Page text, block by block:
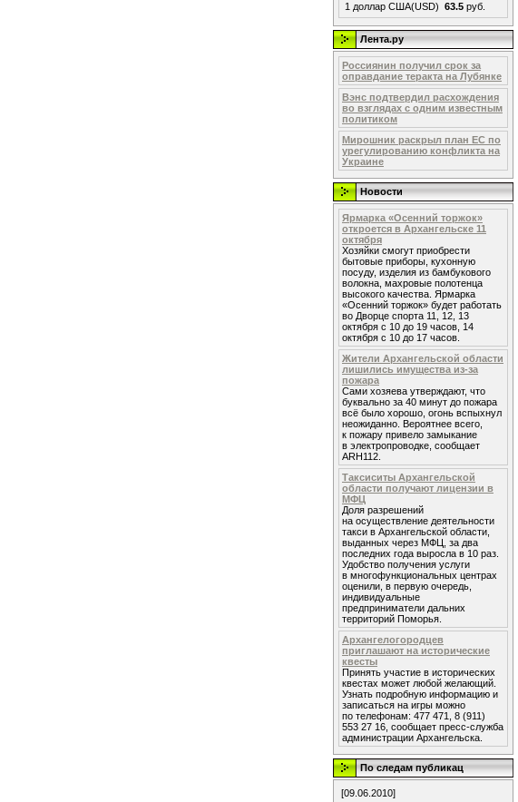
1 доллар США(USD) 63.5 руб.
Лента.ру
Россиянин получил срок за
оправдание теракта на Лубянке
Вэнс подтвердил расхождения
во взглядах с одним известным
политиком
Мирошник раскрыл план ЕС по
урегулированию конфликта на
Украине
Новости
Ярмарка «Осенний торжок»
откроется в Архангельске 11
октября
Хозяйки смогут приобрести
бытовые приборы, кухонную
посуду, изделия из бамбукового
волокна, махровые полотенца
высокого качества. Ярмарка
«Осенний торжок» будет работать
во Дворце спорта 11, 12, 13
октября с 10 до 19 часов, 14
октября с 10 до 17 часов.
Жители Архангельской области
лишились имущества из-за
пожара
Сами хозяева утверждают, что
буквально за 40 минут до пожара
всё было хорошо, огонь вспыхнул
неожиданно. Вероятнее всего,
к пожару привело замыкание
в электропроводке, сообщает
ARH112.
Таксиситы Архангельской
области получают лицензии в
МФЦ
Доля разрешений
на осуществление деятельности
такси в Архангельской области,
выданных через МФЦ, за два
последних года выросла в 10 раз.
Удобство получения услуги
в многофункциональных центрах
оценили, в первую очередь,
индивидуальные
предприниматели дальних
территорий Поморья.
Архангелогородцев
приглашают на исторические
квесты
Принять участие в исторических
квестах может любой желающий.
Узнать подробную информацию и
записаться на игры можно
по телефонам: 477 471, 8 (911)
553 27 16, сообщает пресс-служба
администрации Архангельска.
По следам публикац
[09.06.2010]